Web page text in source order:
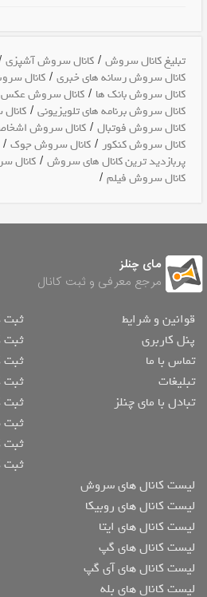
تبلیغ کانال سروش /کانال سروش آشپزی
کانال سروش رسانه های خبری /کانال
کانال سروش بانک ها /کانال سروش عکس
کانال سروش برنامه های تلویزیونی /
کانال سروش فوتبال /کانال سروش
کانال سروش کنکور /کانال سروش جوک /
پربازدید ترین کانال های سروش /کانال
کانال سروش فیلم /
مای چنلز
مرجع معرفی و ثبت کانال
قوانین و شرایط
پنل کاربری
تماس با ما
تبلیغات
تبادل با مای چنلز
ثبت
ثبت
ثبت
ثبت
ثبت
ثبت
ثبت
لیست کانال های سروش
لیست کانال های روبیکا
لیست کانال های ایتا
لیست کانال های گپ
لیست کانال های آی گپ
لیست کانال های بله